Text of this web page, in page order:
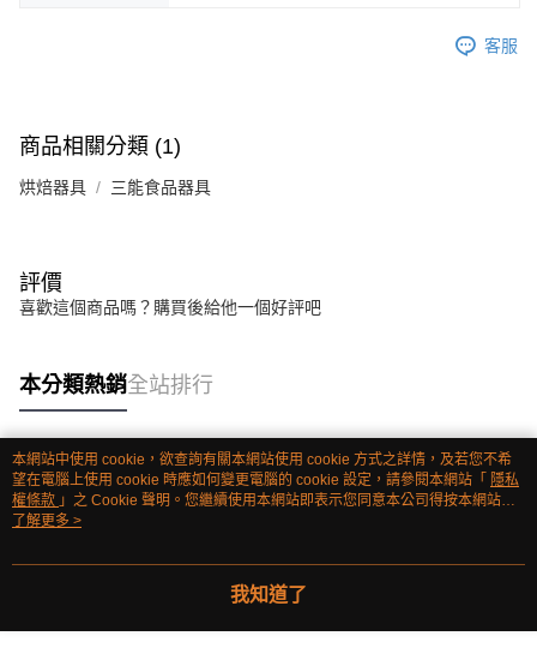
客服
商品相關分類 (1)
烘焙器具 三能食品器具
評價
喜歡這個商品嗎？購買後給他一個好評吧
本分類熱銷全站排行
熱門標籤
本網站中使用 cookie，欲查詢有關本網站使用 cookie 方式之詳情，及若您不希
望在電腦上使用 cookie 時應如何變更電腦的 cookie 設定，請參閱本網站「 隱私
權條款 」之 Cookie 聲明。您繼續使用本網站即表示您同意本公司得按本網站使
用條款之 Cookie 聲明使用 cookie。
了解更多 >
我知道了